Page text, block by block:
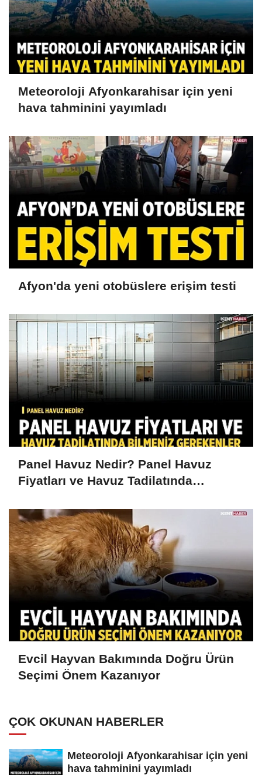
Meteoroloji Afyonkarahisar için yeni
hava tahminini yayımladı
Afyon'da yeni otobüslere erişim testi
Panel Havuz Nedir? Panel Havuz
Fiyatları ve Havuz Tadilatında
Evcil Hayvan Bakımında Doğru Ürün
Seçimi Önem Kazanıyor
ÇOK OKUNAN HABERLER
Meteoroloji Afyonkarahisar için yeni
hava tahminini yayımladı